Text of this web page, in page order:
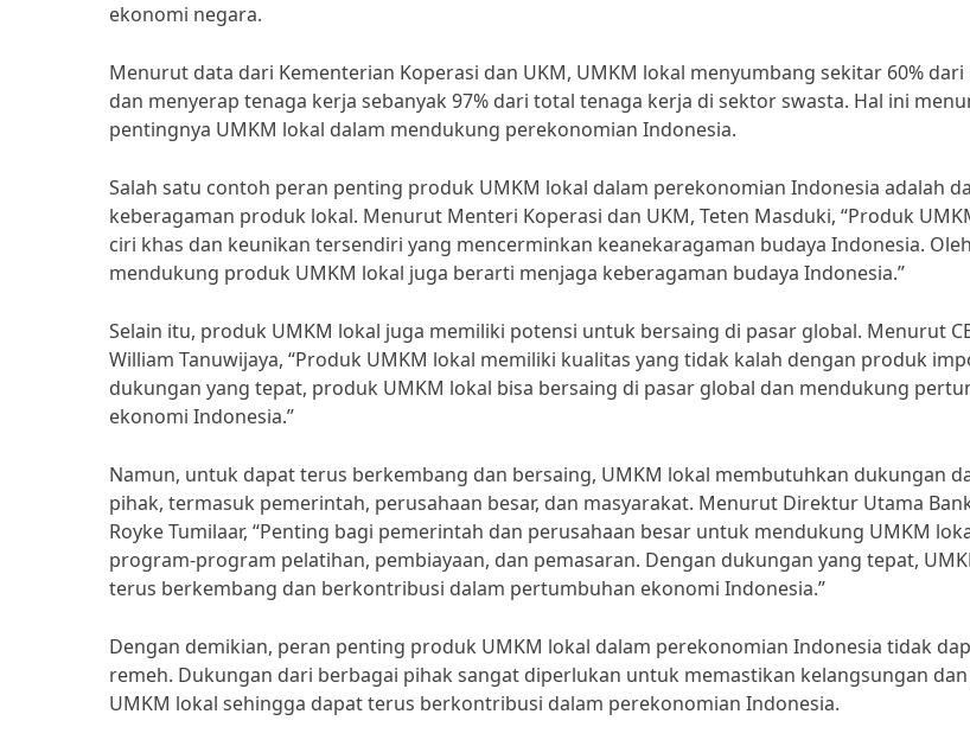
ekonomi negara.
Menurut data dari Kementerian Koperasi dan UKM, UMKM lokal menyumbang sekitar 60% dari
dan menyerap tenaga kerja sebanyak 97% dari total tenaga kerja di sektor swasta. Hal ini
pentingnya UMKM lokal dalam mendukung perekonomian Indonesia.
Salah satu contoh peran penting produk UMKM lokal dalam perekonomian Indonesia adalah
keberagaman produk lokal. Menurut Menteri Koperasi dan UKM, Teten Masduki, “Produk
ciri khas dan keunikan tersendiri yang mencerminkan keanekaragaman budaya Indonesia.
mendukung produk UMKM lokal juga berarti menjaga keberagaman budaya Indonesia.”
Selain itu, produk UMKM lokal juga memiliki potensi untuk bersaing di pasar global. Menurut
William Tanuwijaya, “Produk UMKM lokal memiliki kualitas yang tidak kalah dengan produk
dukungan yang tepat, produk UMKM lokal bisa bersaing di pasar global dan mendukung
ekonomi Indonesia.”
Namun, untuk dapat terus berkembang dan bersaing, UMKM lokal membutuhkan dukungan
pihak, termasuk pemerintah, perusahaan besar, dan masyarakat. Menurut Direktur Utama
Royke Tumilaar, “Penting bagi pemerintah dan perusahaan besar untuk mendukung UMKM
program-program pelatihan, pembiayaan, dan pemasaran. Dengan dukungan yang tepat,
terus berkembang dan berkontribusi dalam pertumbuhan ekonomi Indonesia.”
Dengan demikian, peran penting produk UMKM lokal dalam perekonomian Indonesia tidak
remeh. Dukungan dari berbagai pihak sangat diperlukan untuk memastikan kelangsungan
UMKM lokal sehingga dapat terus berkontribusi dalam perekonomian Indonesia.